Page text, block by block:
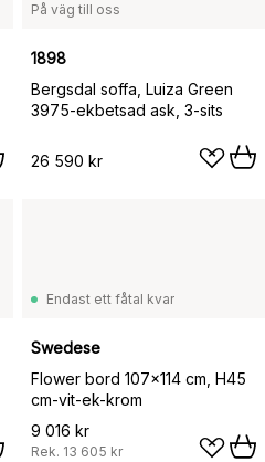
På väg till oss
1898
Bergsdal soffa, Luiza Green
3975-ekbetsad ask, 3-sits
26 590 kr
Endast ett fåtal kvar
Swedese
Flower bord 107x114 cm, H45
cm-vit-ek-krom
9 016 kr
Rek. 13 605 kr